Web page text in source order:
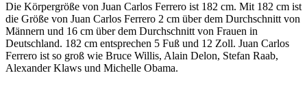
Die Körpergröße von Juan Carlos Ferrero ist 182 cm. Mit 182 cm ist
die Größe von Juan Carlos Ferrero 2 cm über dem Durchschnitt von
Männern und 16 cm über dem Durchschnitt von Frauen in
Deutschland. 182 cm entsprechen 5 Fuß und 12 Zoll. Juan Carlos
Ferrero ist so groß wie Bruce Willis, Alain Delon, Stefan Raab,
Alexander Klaws und Michelle Obama.